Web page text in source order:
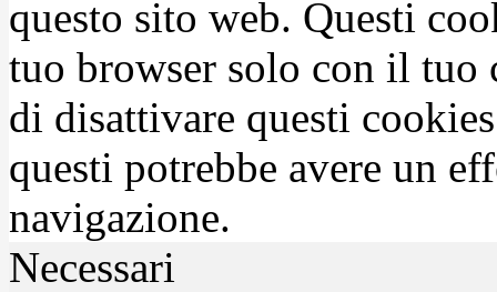
questo sito web. Questi
tuo browser solo con il tuo
di disattivare questi
questi potrebbe avere un
navigazione.
Necessari